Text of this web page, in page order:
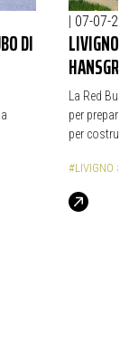
DI
| 07-07-
LIVIGNO
La Red
per
per
#LIVIGNO